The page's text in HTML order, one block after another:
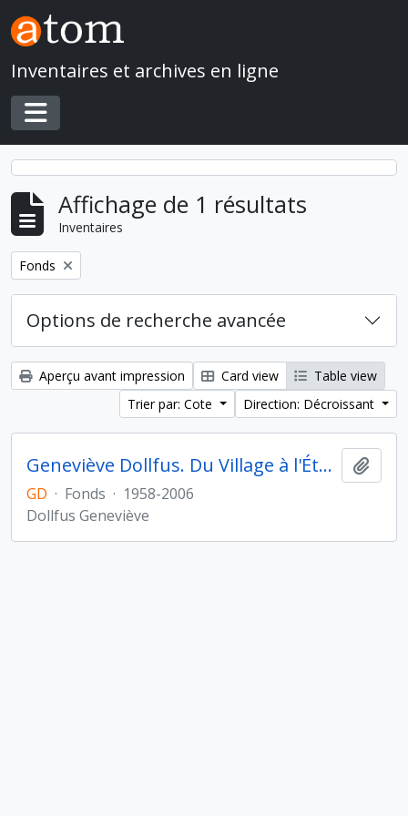
Skip to main content
Inventaires et archives en ligne
Toggle navigation
Affichage de 1 résultats
Inventaires
Remove filter:
Fonds
Options de recherche avancée
Aperçu avant impression Card view
Table view
Trier par: Cote
Direction: Décroissant
Geneviève Dollfus. Du Village à l'État au Proche- et Moyen-Orient
GD · Fonds · 1958-2006
Dollfus Geneviève